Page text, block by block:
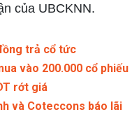
của UBCKNN.
trả cổ tức
vào 200.000 cổ phiếu
rớt giá
và Coteccons báo lãi